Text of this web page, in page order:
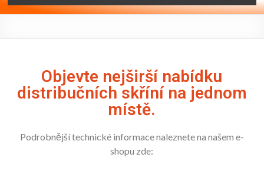
Objevte nejširší nabídku
distribučních skříní na jednom
místě.
Podrobnější technické informace naleznete na našem e-
shopu zde: